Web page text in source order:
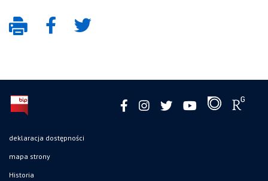
deklaracja dostępności
mapa strony
Historia